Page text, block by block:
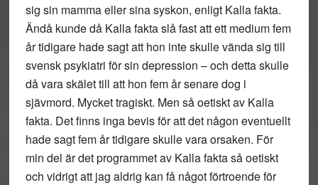
sig sin mamma eller sina syskon, enligt Kalla fakta.
Ändå kunde då Kalla fakta slå fast att ett medium fem
år tidigare hade sagt att hon inte skulle vända sig till
svensk psykiatri för sin depression – och detta skulle
då vara skälet till att hon fem år senare dog i
sjävmord. Mycket tragiskt. Men så oetiskt av Kalla
fakta. Det finns inga bevis för att det någon eventuellt
hade sagt fem år tidigare skulle vara orsaken. För
min del är det programmet av Kalla fakta så oetiskt
och vidrigt att jag aldrig kan få något förtroende för